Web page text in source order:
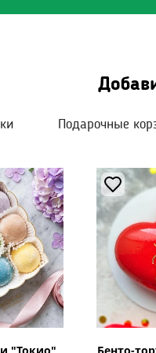
ее ежедневно, не
Подарочные